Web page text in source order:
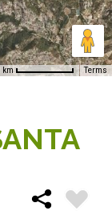
km Terms